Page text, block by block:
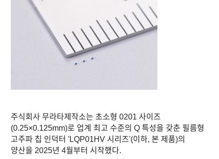
주식회사 무라타제작소는 초소형 0201 사이즈
(0.25×0.125mm)로 업계 최고 수준의 Q 특성을 갖춘 필름형
고주파 칩 인덕터 'LQP01HV 시리즈'(이하, 본 제품)의
양산을 2025년 4월부터 시작했다.